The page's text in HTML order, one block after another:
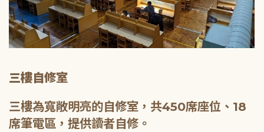
三樓自修室
三樓為寬敞明亮的自修室，共450席座位、18
席筆電區，提供讀者自修。